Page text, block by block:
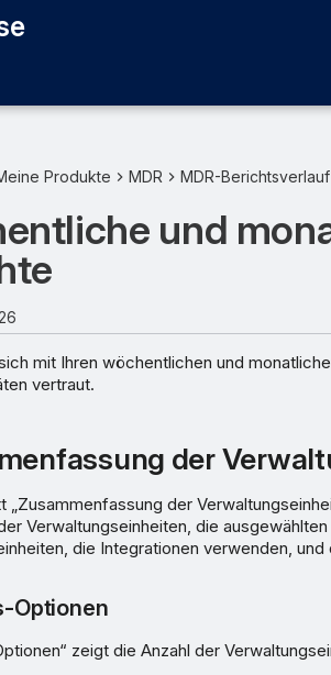
Produkte MDR MDR-Berichtsverlauf
und
mit Ihren wöchentlichen und
vertraut.
der
„Zusammenfassung der
Verwaltungseinheiten, die
die Integrationen verwenden,
Optionen
zeigt die Anzahl der